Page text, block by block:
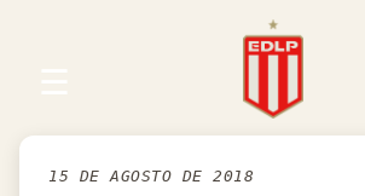
15 DE AGOSTO DE 2018